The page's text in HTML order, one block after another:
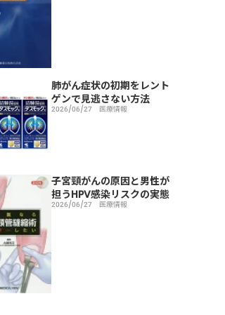
肺がん症状の初期をレント
ゲンで見逃さない方法
2026/06/27 医療情報
子宮頸がんの原因と男性が
担うHPV感染リスクの実態
2026/06/27 医療情報